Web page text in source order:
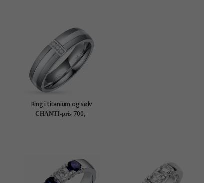
Ring i titanium og sølv
CHANTI-pris 700,-